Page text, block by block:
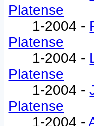
Platense
1-2004 -
Platense
1-2004 -
Platense
1-2004 -
Platense
1-2004 -